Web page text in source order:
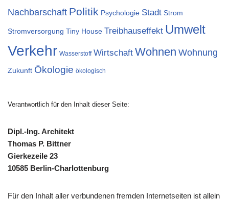
Nachbarschaft Politik Psychologie Stadt Strom
Stromversorgung Tiny House Treibhauseffekt Umwelt
Verkehr Wasserstoff Wirtschaft Wohnen Wohnung
Zukunft Ökologie ökologisch
Verantwortlich für den Inhalt dieser Seite:
Dipl.-Ing. Architekt
Thomas P. Bittner
Gierkezeile 23
10585 Berlin-Charlottenburg
Für den Inhalt aller verbundenen fremden Internetseiten ist allein